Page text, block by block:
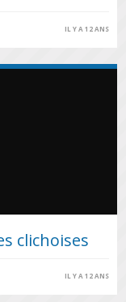
IL Y A 12 ANS
clichoises
IL Y A 12 ANS